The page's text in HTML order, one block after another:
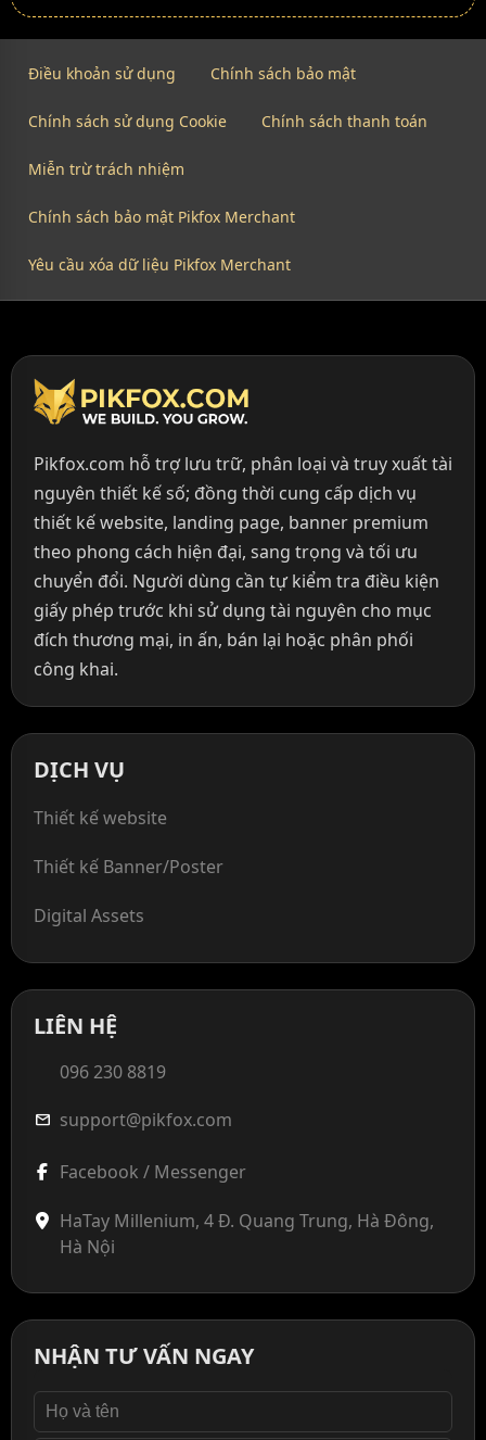
Điều khoản sử dụng Chính sách bảo mật
Chính sách sử dụng Cookie Chính sách thanh toán
Miễn trừ trách nhiệm
Chính sách bảo mật Pikfox Merchant
Yêu cầu xóa dữ liệu Pikfox Merchant
Pikfox.com hỗ trợ lưu trữ, phân loại và truy xuất tài
nguyên thiết kế số; đồng thời cung cấp dịch vụ
thiết kế website, landing page, banner premium
theo phong cách hiện đại, sang trọng và tối ưu
chuyển đổi. Người dùng cần tự kiểm tra điều kiện
giấy phép trước khi sử dụng tài nguyên cho mục
đích thương mại, in ấn, bán lại hoặc phân phối
công khai.
DỊCH VỤ
Thiết kế website
Thiết kế Banner/Poster
Digital Assets
LIÊN HỆ
096 230 8819
mail support@pikfox.com
Facebook / Messenger
HaTay Millenium, 4 Đ. Quang Trung, Hà Đông,
Hà Nội
NHẬN TƯ VẤN NGAY